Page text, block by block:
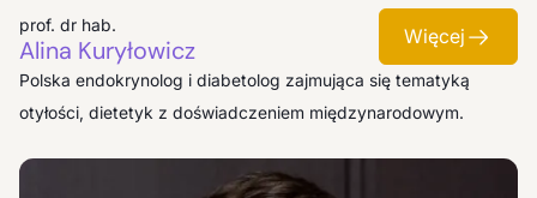
Alina Kuryłowicz
prof. dr hab. Więcej
Polska endokrynolog i diabetolog zajmująca się tematyką
otyłości, dietetyk z doświadczeniem międzynarodowym.